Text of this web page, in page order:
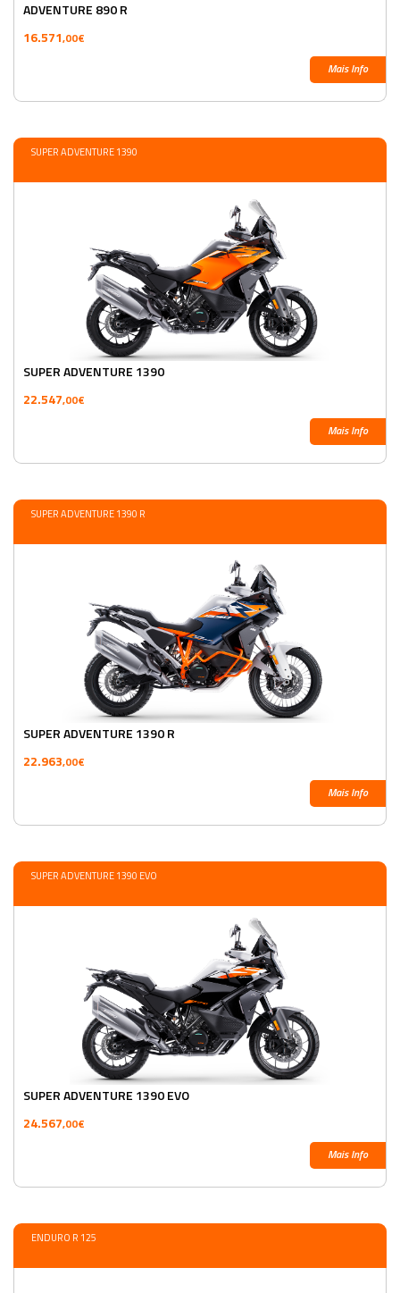
ADVENTURE 890 R
16.571,00€
Mais Info
SUPER ADVENTURE 1390
SUPER ADVENTURE 1390
22.547,00€
Mais Info
SUPER ADVENTURE 1390 R
SUPER ADVENTURE 1390 R
22.963,00€
Mais Info
SUPER ADVENTURE 1390 EVO
SUPER ADVENTURE 1390 EVO
24.567,00€
Mais Info
ENDURO R 125